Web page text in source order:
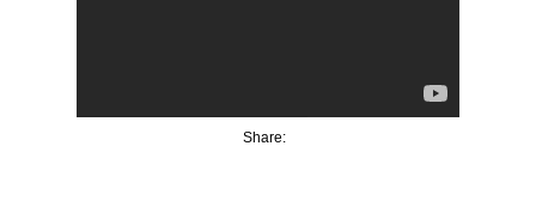
Share: